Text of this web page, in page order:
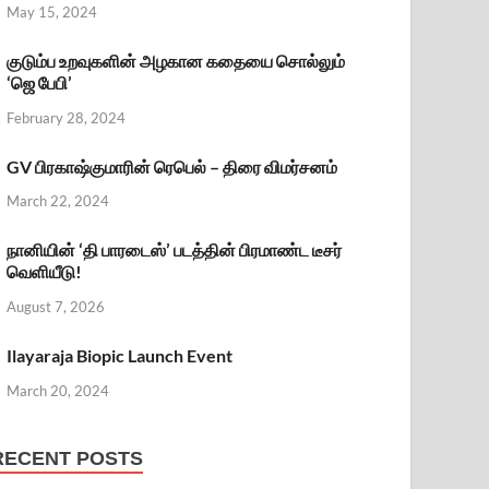
May 15, 2024
குடும்ப உறவுகளின் அழகான கதையை சொல்லும்
‘ஜெ பேபி’
February 28, 2024
GV பிரகாஷ்குமாரின் ரெபெல் – திரை விமர்சனம்
March 22, 2024
நானியின் ‘தி பாரடைஸ்’ படத்தின் பிரமாண்ட டீசர்
வெளியீடு!
August 7, 2026
Ilayaraja Biopic Launch Event
March 20, 2024
POSTS